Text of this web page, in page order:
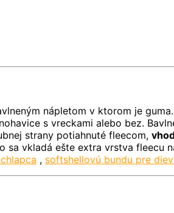
nápletom v ktorom je
s vreckami alebo bez.
strany potiahnuté fleecom,
sa vkladá ešte extra vrstva fleecu
, softshellovú bundu pre